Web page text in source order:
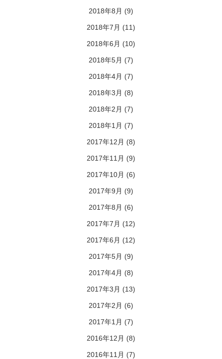
2018年8月 (9)
2018年7月 (11)
2018年6月 (10)
2018年5月 (7)
2018年4月 (7)
2018年3月 (8)
2018年2月 (7)
2018年1月 (7)
2017年12月 (8)
2017年11月 (9)
2017年10月 (6)
2017年9月 (9)
2017年8月 (6)
2017年7月 (12)
2017年6月 (12)
2017年5月 (9)
2017年4月 (8)
2017年3月 (13)
2017年2月 (6)
2017年1月 (7)
2016年12月 (8)
2016年11月 (7)